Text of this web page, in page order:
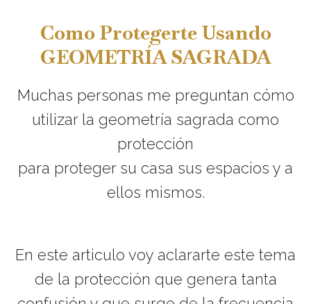
Como Protegerte Usando
GEOMETRÍA SAGRADA
Muchas personas me preguntan cómo
utilizar la geometría sagrada como
protección
para proteger su casa sus espacios y a
ellos mismos.
En este articulo voy aclararte este tema
de la protección que genera tanta